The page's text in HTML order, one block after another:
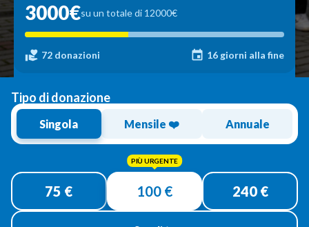
3000€su un totale di 12000€
72 donazioni 16 giorni alla fine
Tipo di donazione
Singola Mensile ❤️ Annuale
Donazione
75 € 100 € 240 €